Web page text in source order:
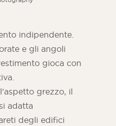
indipendente.
e gli angoli
gioca con
grezzo, il
adatta
degli edifici